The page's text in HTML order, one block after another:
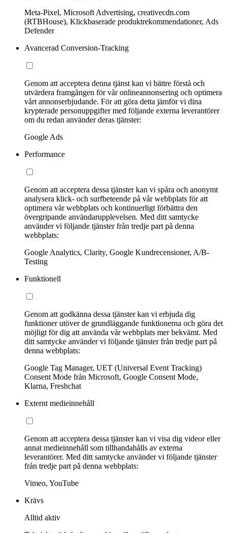
Meta-Pixel, Microsoft Advertising, creativecdn.com
(RTBHouse), Klickbaserade produktrekommendationer, Ads
Defender
Avancerad Conversion-Tracking
Genom att acceptera denna tjänst kan vi bättre förstå och
utvärdera framgången för vår onlineannonsering och optimera
vårt annonserbjudande. För att göra detta jämför vi dina
krypterade personuppgifter med följande externa leverantörer
om du redan använder deras tjänster:
Google Ads
Performance
Genom att acceptera dessa tjänster kan vi spåra och anonymt
analysera klick- och surfbeteende på vår webbplats för att
optimera vår webbplats och kontinuerligt förbättra den
övergripande användarupplevelsen. Med ditt samtycke
använder vi följande tjänster från tredje part på denna
webbplats:
Google Analytics, Clarity, Google Kundrecensioner, A/B-
Testing
Funktionell
Genom att godkänna dessa tjänster kan vi erbjuda dig
funktioner utöver de grundläggande funktionerna och göra det
möjligt för dig att använda vår webbplats mer bekvämt. Med
ditt samtycke använder vi följande tjänster från tredje part på
denna webbplats:
Google Tag Manager, UET (Universal Event Tracking)
Consent Mode från Microsoft, Google Consent Mode,
Klarna, Freshchat
Externt medieinnehåll
Genom att acceptera dessa tjänster kan vi visa dig videor eller
annat medieinnehåll som tillhandahålls av externa
leverantörer. Med ditt samtycke använder vi följande tjänster
från tredje part på denna webbplats:
Vimeo, YouTube
Krävs
Alltid aktiv